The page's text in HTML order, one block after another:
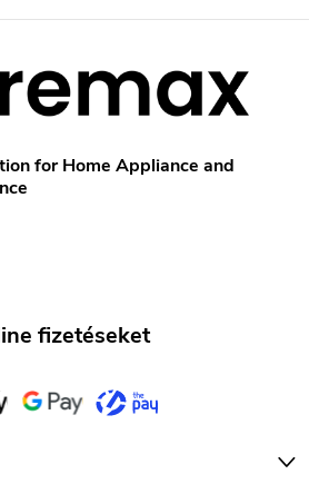
for Home Appliance and
fizetéseket